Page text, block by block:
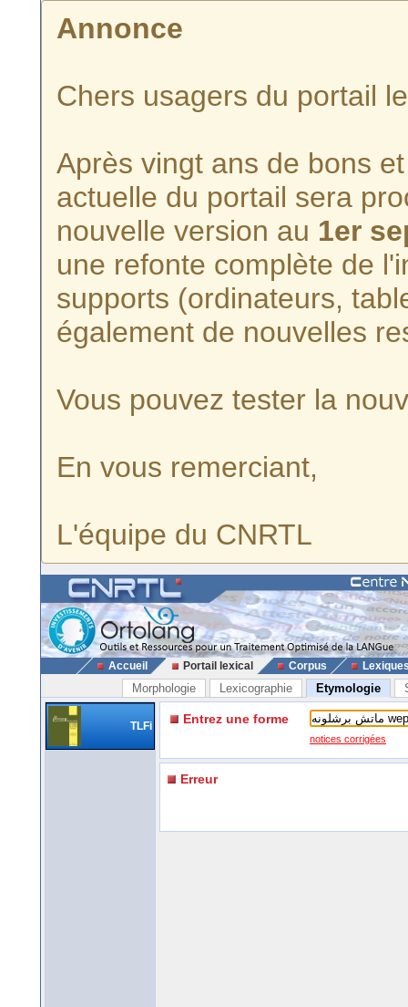
Annonce
Chers usagers du portail
Après vingt ans de bons
actuelle du portail sera
nouvelle version au 1er
une refonte complète de
supports (ordinateurs,
également de nouvelles
Vous pouvez tester la
En vous remerciant,
L'équipe du CNRTL
Accueil Portail lexical Corpus
Morphologie Lexicographie Etymologie
TLFi Entrez une forme
notices corrigées
Erreur